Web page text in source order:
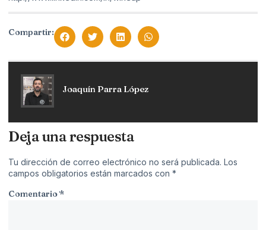
Compartir:
Joaquín Parra López
Deja una respuesta
Tu dirección de correo electrónico no será publicada. Los
campos obligatorios están marcados con *
Comentario*